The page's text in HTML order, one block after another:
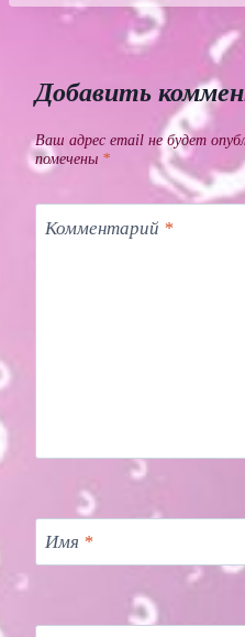
Добавить
Ваш адрес email не будет
помечены *
Комментарий *
Имя *